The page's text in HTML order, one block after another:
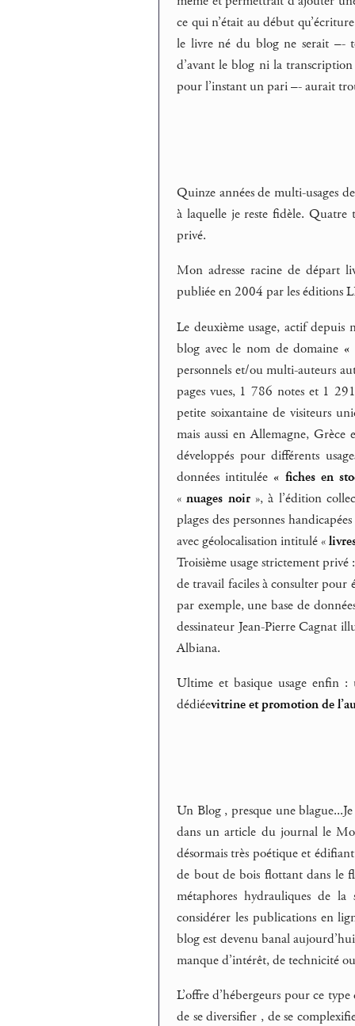
ce qui n’était au début
le livre né du blog ne serait –-
d’avant le blog ni la
pour l’instant un pari –- aurait
Quinze années de multi-usages
à laquelle je reste fidèle. Quatre
privé.
Mon adresse racine de départ
publiée en 2004 par les éditions
Le deuxième usage, actif
blog avec le nom de domaine «
personnels et/ou multi-auteurs
pages vues, 1 786 notes et 1
petite soixantaine de visiteurs
mais aussi en Allemagne,
développés pour différents
données intitulée « fiches en
«nuages noir», à l’édition
plages des personnes
avec géolocalisation intitulé «
Troisième usage strictement privé
de travail faciles à consulter
par exemple, une base de
dessinateur Jean-Pierre Cagnat
Albiana.
Ultime et basique usage enfin
dédiéevitrine et promotion de
Un Blog , presque une
dans un article du journal le
désormais très poétique et
de bout de bois flottant dans le
métaphores hydrauliques de la
considérer les publications en
blog est devenu banal
manque d’intérêt, de technicité
L’offre d’hébergeurs pour ce
de se diversifier , de se